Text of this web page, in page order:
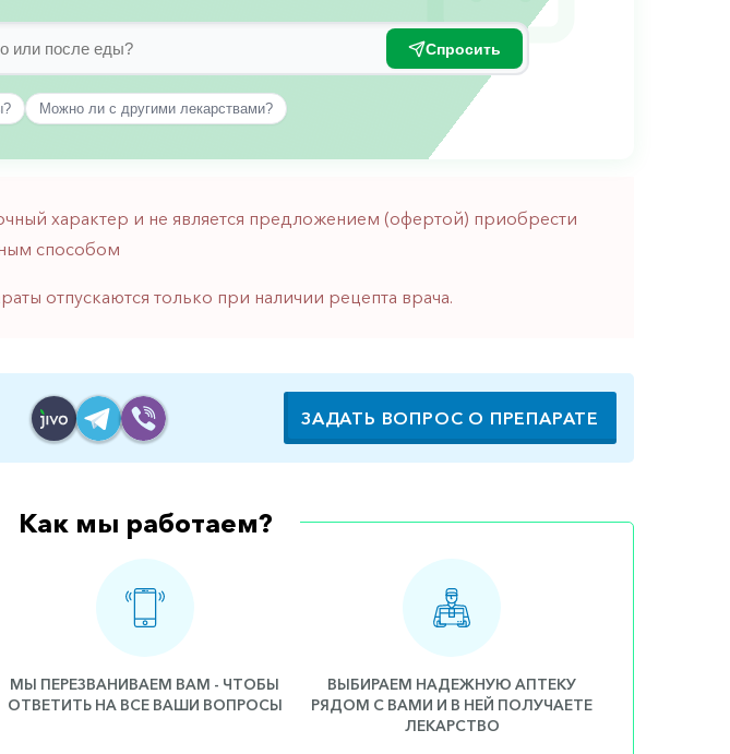
Спросить
Можно ли с другими лекарствами?
характер и не является предложением (офертой) приобрести
способом
отпускаются только при наличии рецепта врача.
ЗАДАТЬ ВОПРОС О ПРЕПАРАТЕ
Как мы работаем?
МЫ ПЕРЕЗВАНИВАЕМ ВАМ - ЧТОБЫ
ОТВЕТИТЬ НА ВСЕ ВАШИ ВОПРОСЫ
ВЫБИРАЕМ НАДЕЖНУЮ АПТЕКУ
РЯДОМ С ВАМИ И В НЕЙ ПОЛУЧАЕТЕ
ЛЕКАРСТВО